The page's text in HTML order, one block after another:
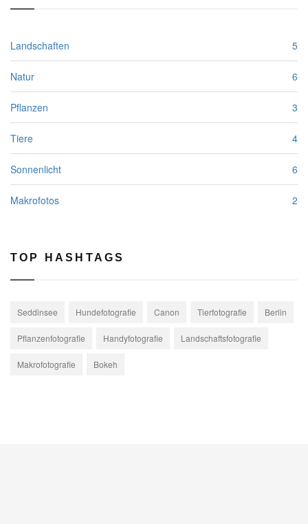
Landschaften 5
Natur 6
Pflanzen 3
Tiere 4
Sonnenlicht 6
Makrofotos 2
TOP HASHTAGS
Seddinsee Hundefotografie Canon Tierfotografie Berlin
Pflanzenfotografie Handyfotografie Landschaftsfotografie
Makrofotografie Bokeh